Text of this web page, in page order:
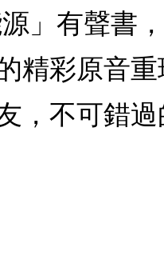
」有聲書
精彩原音
，不可錯過